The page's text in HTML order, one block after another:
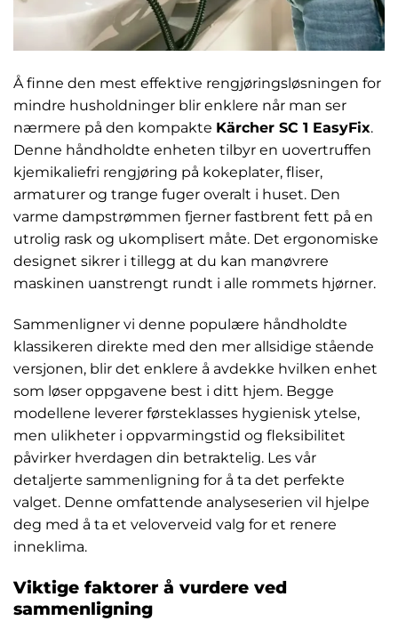
Å finne den mest effektive rengjøringsløsningen for
mindre husholdninger blir enklere når man ser
nærmere på den kompakte Kärcher SC 1 EasyFix.
Denne håndholdte enheten tilbyr en uovertruffen
kjemikaliefri rengjøring på kokeplater, fliser,
armaturer og trange fuger overalt i huset. Den
varme dampstrømmen fjerner fastbrent fett på en
utrolig rask og ukomplisert måte. Det ergonomiske
designet sikrer i tillegg at du kan manøvrere
maskinen uanstrengt rundt i alle rommets hjørner.
Sammenligner vi denne populære håndholdte
klassikeren direkte med den mer allsidige stående
versjonen, blir det enklere å avdekke hvilken enhet
som løser oppgavene best i ditt hjem. Begge
modellene leverer førsteklasses hygienisk ytelse,
men ulikheter i oppvarmingstid og fleksibilitet
påvirker hverdagen din betraktelig. Les vår
detaljerte sammenligning for å ta det perfekte
valget. Denne omfattende analyseserien vil hjelpe
deg med å ta et veloverveid valg for et renere
inneklima.
Viktige faktorer å vurdere ved
sammenligning